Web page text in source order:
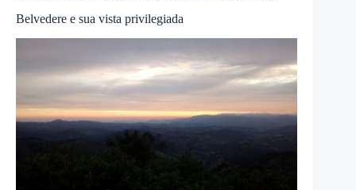
Belvedere e sua vista privilegiada